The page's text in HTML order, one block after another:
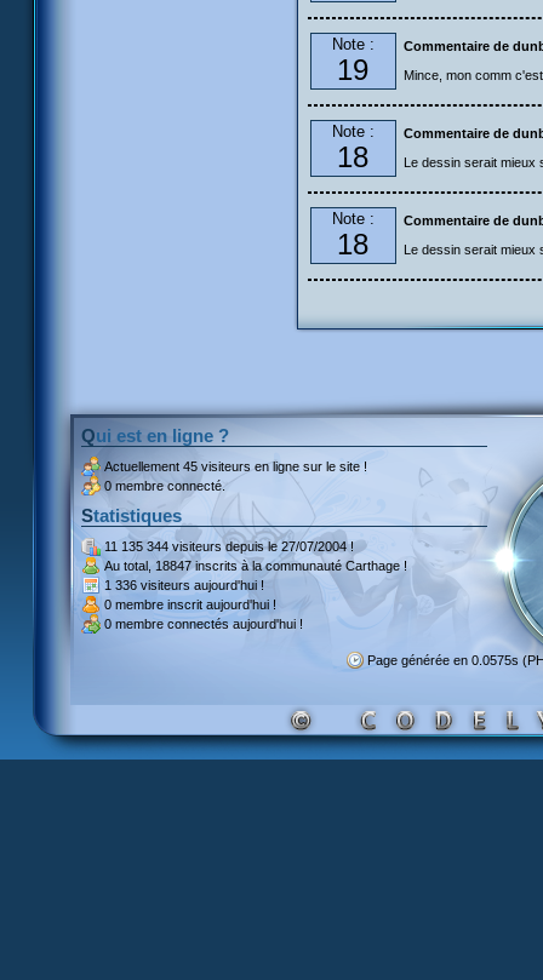
Note :
19
Commentaire de
Mince, mon comm
Note :
18
Commentaire de
Le dessin serait mieux
Note :
18
Commentaire de
Le dessin serait mieux
Qui est en ligne ?
Actuellement 45 visiteurs en ligne sur le site !
0 membre connecté.
Statistiques
11 135 344 visiteursdepuis le 27/07/2004 !
Au total, 18847 inscritsà la communauté Carthage !
1 336 visiteurs aujourd'hui !
0 membre inscrit aujourd'hui !
0 membre connectés aujourd'hui !
Page générée en 0.0575s